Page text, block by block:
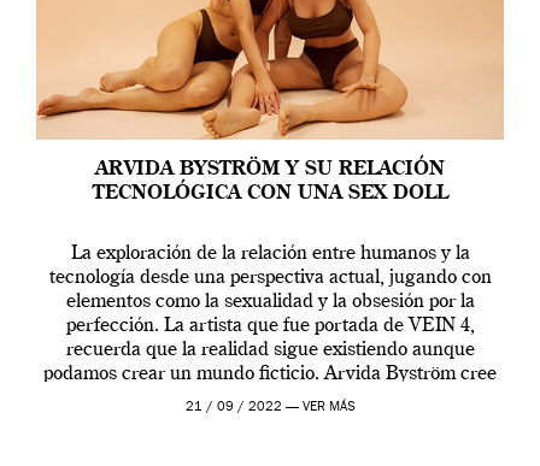
ARVIDA BYSTRÖM Y SU RELACIÓN
TECNOLÓGICA CON UNA SEX DOLL
La exploración de la relación entre humanos y la
tecnología desde una perspectiva actual, jugando con
elementos como la sexualidad y la obsesión por la
perfección. La artista que fue portada de VEIN 4,
recuerda que la realidad sigue existiendo aunque
podamos crear un mundo ficticio. Arvida Byström cree
que los humanos tienen un complejo […]
21 / 09 / 2022 — VER MÁS